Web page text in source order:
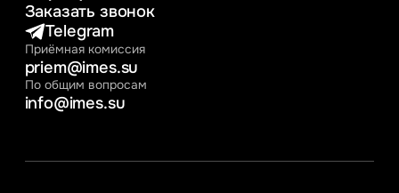
Заказать звонок
Telegram
Приёмная комиссия
priem@imes.su
По общим вопросам
info@imes.su